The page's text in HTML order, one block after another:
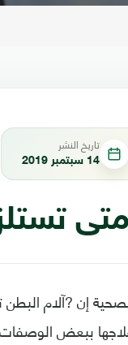
تاريخ النشر
14 سبتمبر 2019
متى
إن ?آلام
ببعض الوصفات